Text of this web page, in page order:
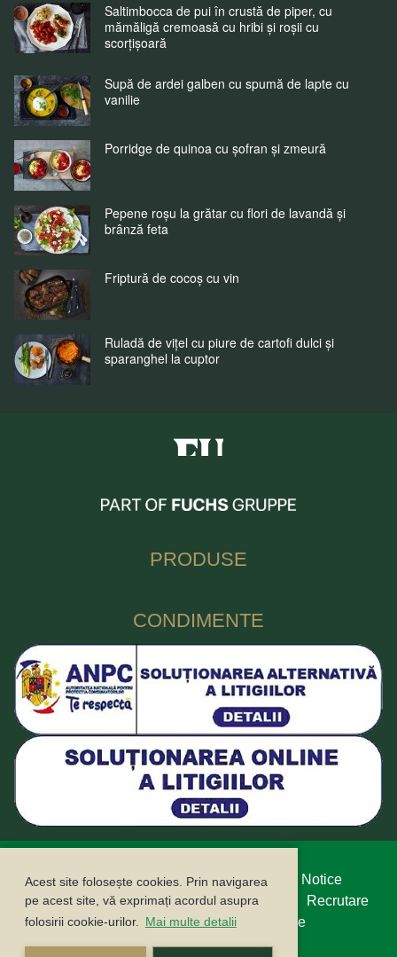
Acest site folosește cookies. Prin navigarea
pe acest site, vă exprimați acordul asupra
folosirii cookie-urilor. Mai multe detalii
Saltimbocca de pui în crustă de piper, cu
mămăligă cremoasă cu hribi și roșii cu
scorțișoară
Supă de ardei galben cu spumă de lapte cu
vanilie
Porridge de quinoa cu șofran și zmeură
Pepene roșu la grătar cu flori de lavandă și
brânză feta
Friptură de cocoș cu vin
Ruladă de vițel cu piure de cartofi dulci și
sparanghel la cuptor
PRODUSE
CONDIMENTE
Protecția datelor cu caracter personal
Legal Notice
Politica cookie
Buletin informativ Contact
Recrutare
Campanii
ANPC ANSPDCP
Compliance
Sustainability